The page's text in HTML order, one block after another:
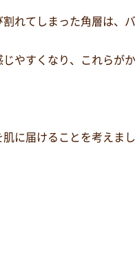
れてしまった角層は、
やすくなり、これらが
に届けることを考えま